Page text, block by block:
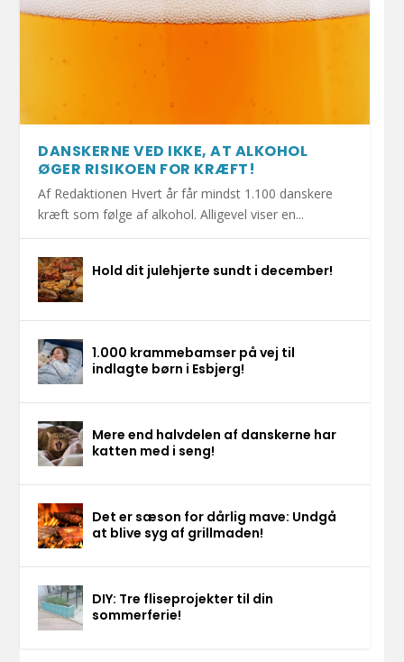
DANSKERNE VED IKKE, AT ALKOHOL
ØGER RISIKOEN FOR KRÆFT!
Af Redaktionen Hvert år får mindst 1.100 danskere
kræft som følge af alkohol. Alligevel viser en...
Hold dit julehjerte sundt i december!
1.000 krammebamser på vej til
indlagte børn i Esbjerg!
Mere end halvdelen af danskerne har
katten med i seng!
Det er sæson for dårlig mave: Undgå
at blive syg af grillmaden!
DIY: Tre fliseprojekter til din
sommerferie!